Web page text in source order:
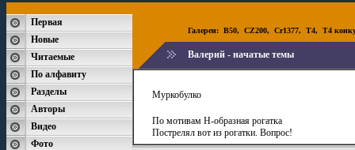
Первая
Новые
Читаемые
По алфавиту
Разделы
Авторы
Видео
Фото
Галереи: B50, CZ200, Cr1377, T4, T4
Валерий - начатые темы
Муркобулко
По мотивам Н-образная рогатка
Пострелял вот из рогатки. Вопрос!